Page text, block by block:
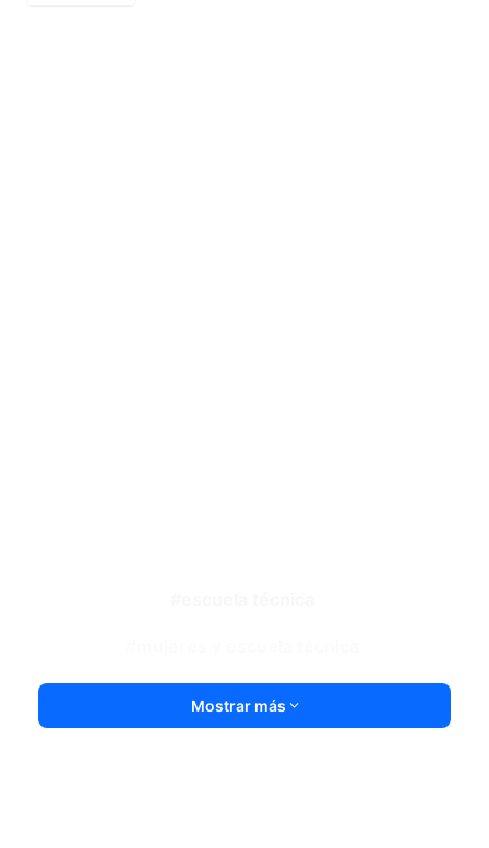
Mostrar más